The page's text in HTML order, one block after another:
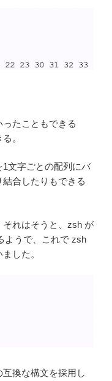
たこともできる
。
文字ごとの配列にバ
合したりもできる
れはそうと、zsh が
ようで、これで zsh
した。
換な構文を採用し